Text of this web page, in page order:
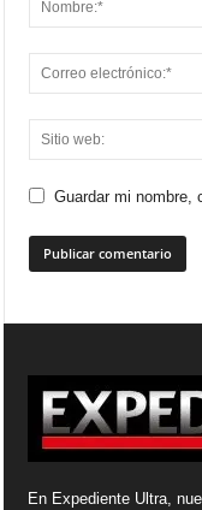
Guardar mi nombre,
En Expediente Ultra,